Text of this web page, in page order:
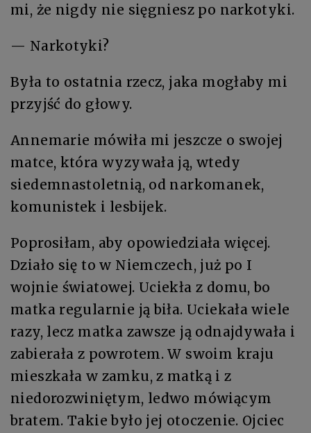
mi, że nigdy nie sięgniesz po narkotyki.
— Narkotyki?
Była to ostatnia rzecz, jaka mogłaby mi
przyjść do głowy.
Annemarie mówiła mi jeszcze o swojej
matce, która wyzywała ją, wtedy
siedemnastoletnią, od narkomanek,
komunistek i lesbijek.
Poprosiłam, aby opowiedziała więcej.
Działo się to w Niemczech, już po I
wojnie światowej. Uciekła z domu, bo
matka regularnie ją biła. Uciekała wiele
razy, lecz matka zawsze ją odnajdywała i
zabierała z powrotem. W swoim kraju
mieszkała w zamku, z matką i z
niedorozwiniętym, ledwo mówiącym
bratem. Takie było jej otoczenie. Ojciec